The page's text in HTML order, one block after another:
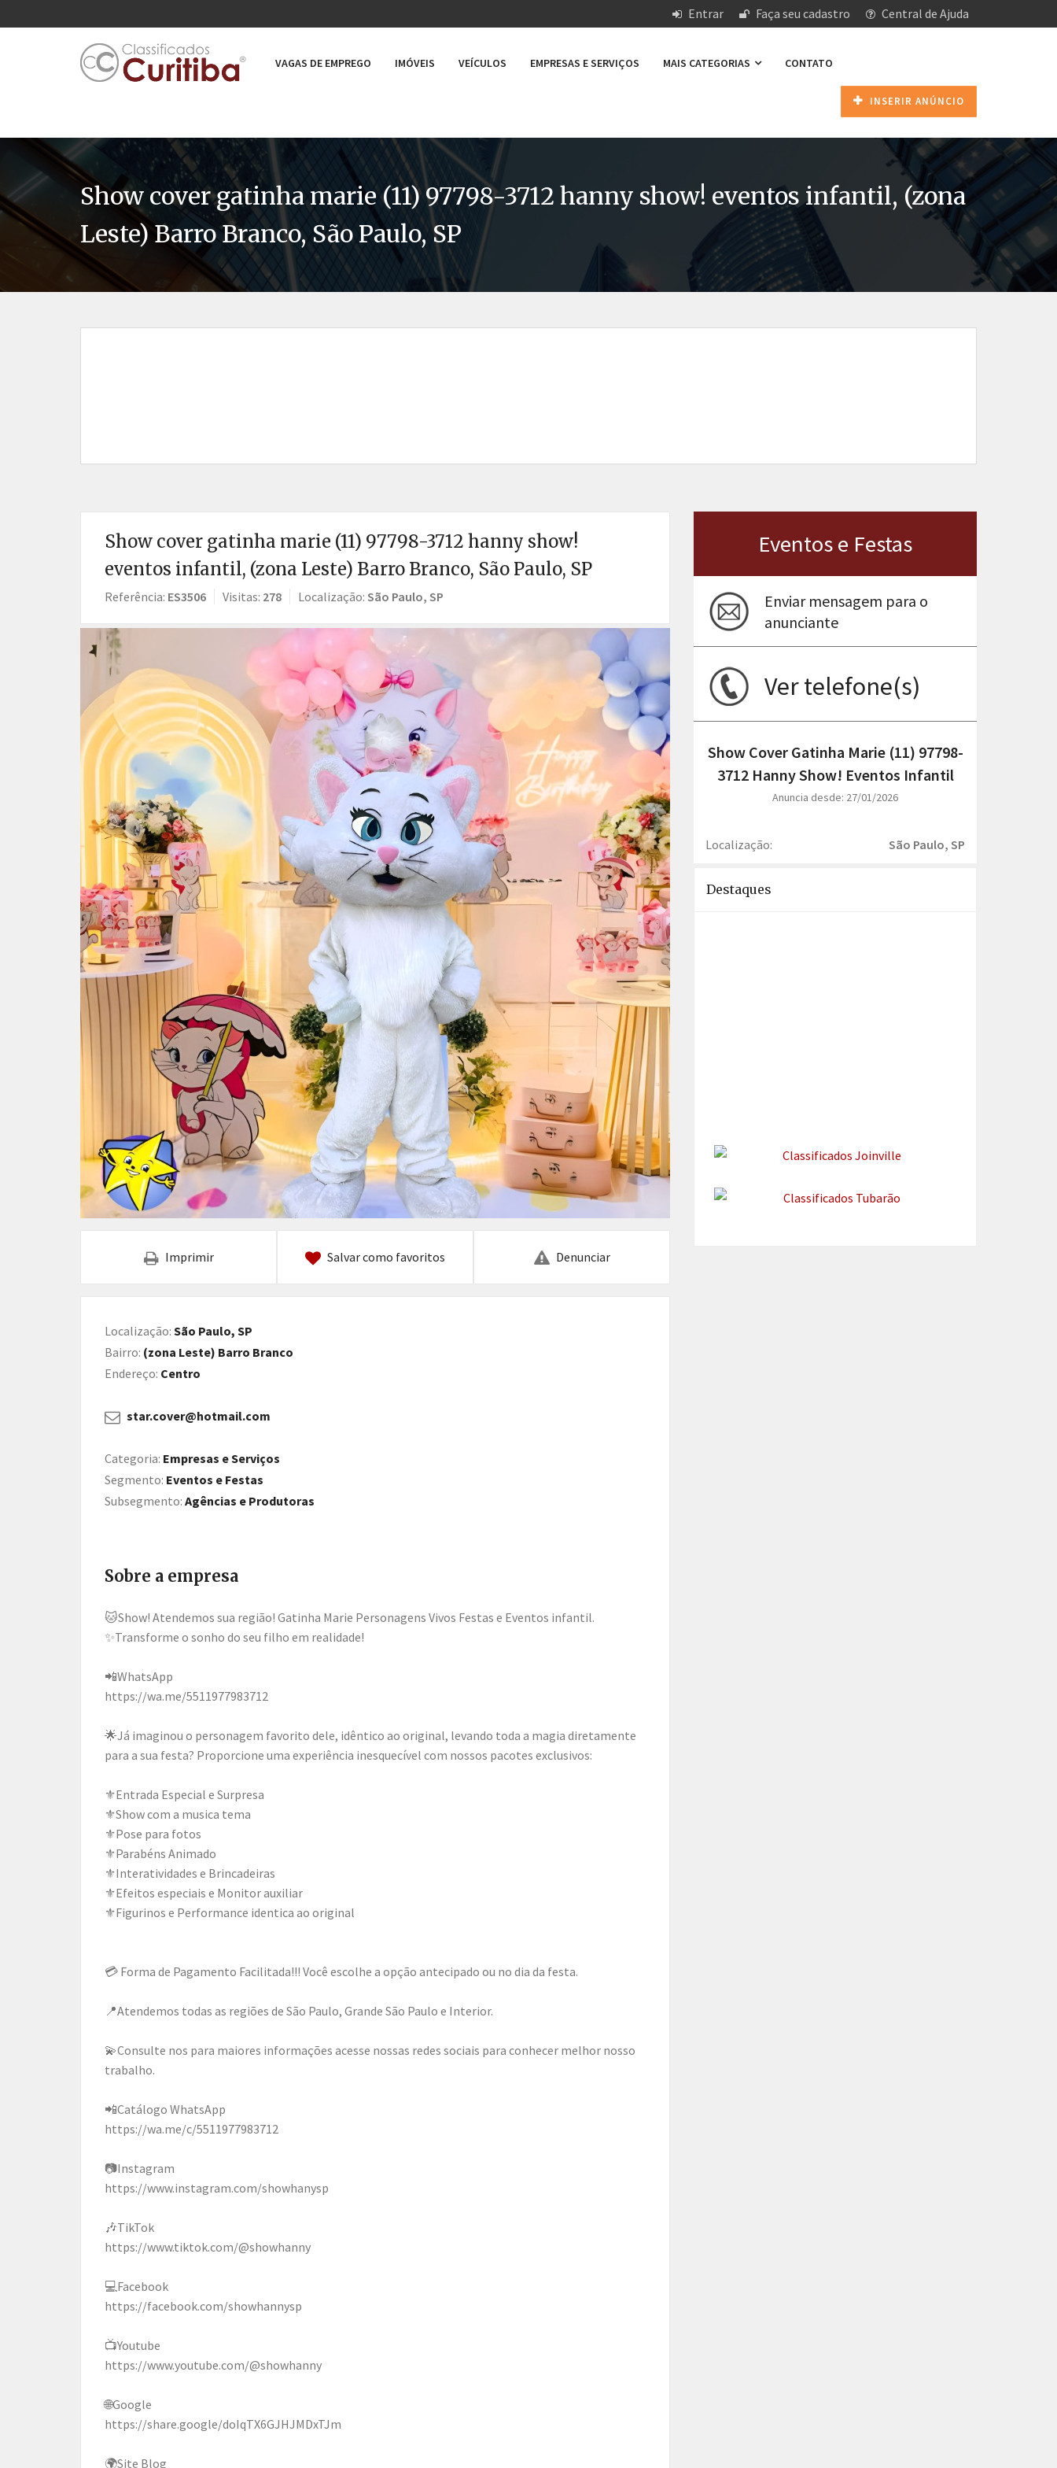
Entrar Faça seu cadastro Central de Ajuda
VAGAS DE EMPREGO IMÓVEIS VEÍCULOS EMPRESAS E SERVIÇOS MAIS CATEGORIAS CONTATO
INSERIR ANÚNCIO
Show cover gatinha marie (11) 97798-3712 hanny show! eventos infantil, (zona
Leste) Barro Branco, São Paulo, SP
Show cover gatinha marie (11) 97798-3712 hanny show!
eventos infantil, (zona Leste) Barro Branco, São Paulo, SP
Referência: ES3506 Visitas: 278 Localização: São Paulo, SP
Imprimir Salvar como favoritos Denunciar
Localização: São Paulo, SP
Bairro: (zona Leste) Barro Branco
Endereço: Centro
star.cover@hotmail.com
Categoria: Empresas e Serviços
Segmento: Eventos e Festas
Subsegmento: Agências e Produtoras
Sobre a empresa
🐱Show! Atendemos sua região! Gatinha Marie Personagens Vivos Festas e Eventos infantil.
✨️Transforme o sonho do seu filho em realidade!
📲WhatsApp
https://wa.me/5511977983712
🌟Já imaginou o personagem favorito dele, idêntico ao original, levando toda a magia diretamente
para a sua festa? Proporcione uma experiência inesquecível com nossos pacotes exclusivos:
⚜️Entrada Especial e Surpresa
⚜️Show com a musica tema
⚜️Pose para fotos
⚜️Parabéns Animado
⚜️Interatividades e Brincadeiras
⚜️Efeitos especiais e Monitor auxiliar
⚜️Figurinos e Performance identica ao original
💳 Forma de Pagamento Facilitada!!! Você escolhe a opção antecipado ou no dia da festa.
📍Atendemos todas as regiões de São Paulo, Grande São Paulo e Interior.
💫Consulte nos para maiores informações acesse nossas redes sociais para conhecer melhor nosso
trabalho.
📲Catálogo WhatsApp
https://wa.me/c/5511977983712
📷Instagram
https://www.instagram.com/showhanysp
🎶TikTok
https://www.tiktok.com/@showhanny
💻Facebook
https://facebook.com/showhannysp
📺Youtube
https://www.youtube.com/@showhanny
🌐Google
https://share.google/doIqTX6GJHJMDxTJm
🌍Site Blog
Eventos e Festas
Enviar mensagem para o
anunciante
Ver telefone(s)
Show Cover Gatinha Marie (11) 97798-
3712 Hanny Show! Eventos Infantil
Anuncia desde: 27/01/2026
Localização: São Paulo, SP
Destaques